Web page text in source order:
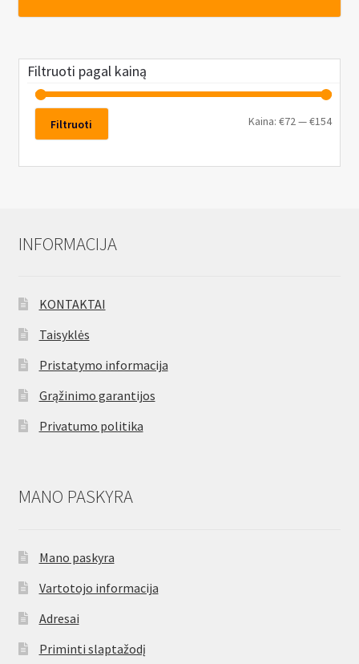
Filtruoti pagal kainą
Filtruoti Kaina:€72—€154
INFORMACIJA
KONTAKTAI
Taisyklės
Pristatymo informacija
Grąžinimo garantijos
Privatumo politika
MANO PASKYRA
Mano paskyra
Vartotojo informacija
Adresai
Priminti slaptažodį